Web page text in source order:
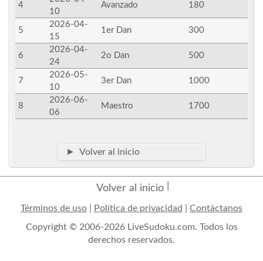
4
10
Avanzado 180
5
2026-04-
15
1er Dan 300
6
2026-04-
24
2o Dan 500
7
2026-05-
10
3er Dan 1000
8
2026-06-
06
Maestro 1700
► Volver al inicio
Volver al inicio
Términos de uso Política de privacidad
Contáctanos
Copyright © 2006-2026 LiveSudoku.com. Todos los
derechos reservados.